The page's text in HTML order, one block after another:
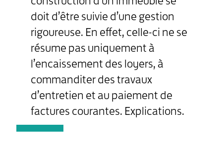
doit d’être suivie d’une gestion
rigoureuse. En effet, celle-ci ne se
résume pas uniquement à
l’encaissement des loyers, à
commanditer des travaux
d’entretien et au paiement de
factures courantes. Explications.